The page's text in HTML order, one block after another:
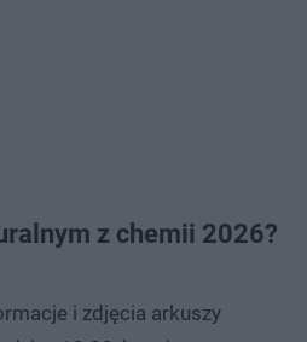
z chemii 2026?
i zdjęcia arkuszy